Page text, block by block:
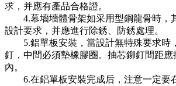
求，并應有產品合格證。
4.幕墻墻體骨架如采用型鋼龍骨時，
設計要求，并應進行除銹、防銹處理。
5.鋁單板安裝，當設計無特殊要求時
釘，中間必須墊橡膠圈。抽芯鉚釘間距應
內。
6.在鋁單板安裝完成后，注意一定要